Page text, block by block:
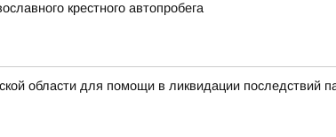
крестного автопробега
области для помощи в ликвидации последствий